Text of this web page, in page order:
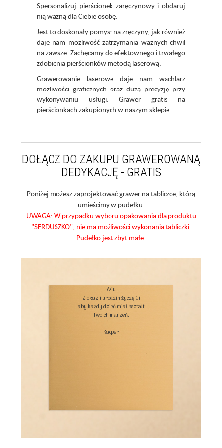
Spersonalizuj pierścionek zaręczynowy i obdaruj
nią ważną dla Ciebie osobę.
Jest to doskonały pomysł na zręczyny, jak również
daje nam możliwość zatrzymania ważnych chwil
na zawsze. Zachęcamy do efektownego i trwałego
zdobienia pierścionków metodą laserową.
Grawerowanie laserowe daje nam wachlarz
możliwości graficznych oraz dużą precyzję przy
wykonywaniu usługi. Grawer gratis na
pierścionkach zakupionych w naszym sklepie.
DOŁĄCZ DO ZAKUPU GRAWEROWANĄ
DEDYKACJĘ - GRATIS
Poniżej możesz zaprojektować grawer na tabliczce, którą
umieścimy w pudełku.
UWAGA: W przypadku wyboru opakowania dla produktu
"SERDUSZKO", nie ma możliwości wykonania tabliczki.
Pudełko jest zbyt małe.
Asiu
Z okazji urodzin życzę Ci
aby każdy dzień miał kształt
Twoich marzeń.
Kacper